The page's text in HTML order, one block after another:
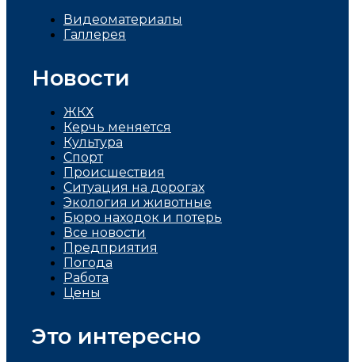
Видеоматериалы
Галлерея
Новости
ЖКХ
Керчь меняется
Культура
Спорт
Проиcшествия
Ситуация на дорогах
Экология и животные
Бюро находок и потерь
Все новости
Предприятия
Погода
Работа
Цены
Это интересно